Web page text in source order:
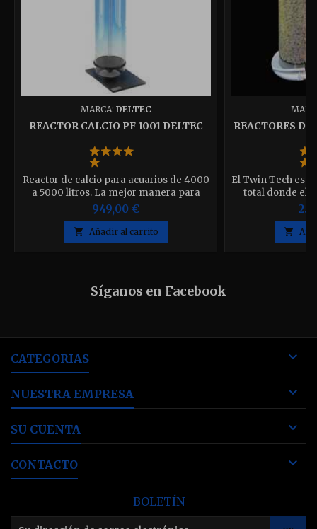
MARCA: DELTEC
REACTOR CALCIO PF 1001 DELTEC
Reactor de calcio para acuarios de 4000
a 5000 litros. La mejor manera para
mantener tus parámetros más estables.
949,00 €
 Añadir al carrito
REACTORES
El Twin Tech es
total donde el
mantiene
correcto,
ajustar las tasas

Síganos en Facebook
CATEGORIAS 
NUESTRA EMPRESA 
SU CUENTA 
CONTACTO 
BOLETÍN